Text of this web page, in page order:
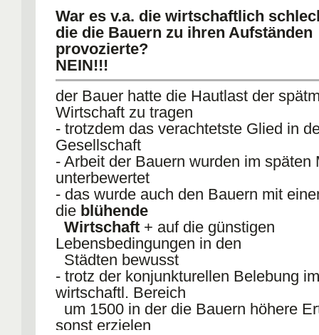
War es v.a. die wirtschaftlich
die die Bauern zu ihren Aufständen
provozierte?
NEIN!!!
der Bauer hatte die Hautlast der
Wirtschaft zu tragen
- trotzdem das verachtetste Glied in
Gesellschaft
- Arbeit der Bauern wurden im späten
unterbewertet
- das wurde auch den Bauern mit
die blühende
Wirtschaft + auf die günstigen
Lebensbedingungen in den
Städten bewusst
- trotz der konjunkturellen Belebung
wirtschaftl. Bereich
um 1500 in der die Bauern höhere
sonst erzielen